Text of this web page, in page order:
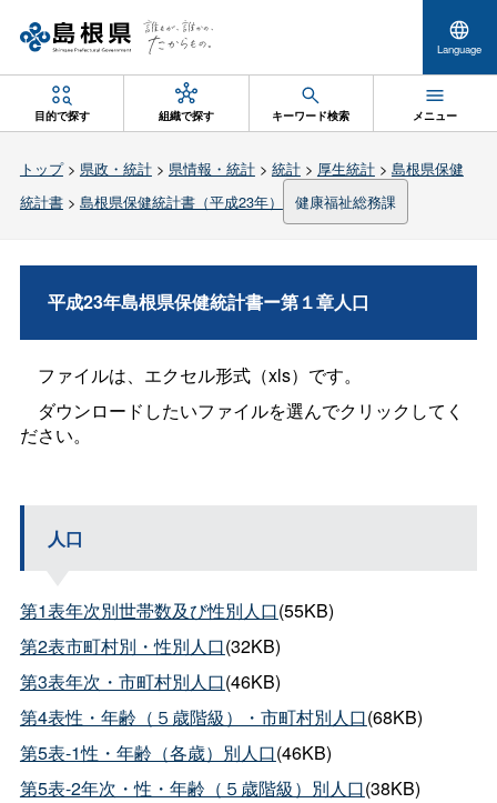
Language
目的で探す 組織で探す キーワード検索 メニュー
トップ> 県政・統計> 県情報・統計> 統計> 厚生統計> 島根県保健
統計書> 島根県保健統計書（平成23年） 健康福祉総務課
平成23年島根県保健統計書ー第１章人口
ファイルは、エクセル形式（xls）です。
ダウンロードしたいファイルを選んでクリックしてく
ださい。
人口
第1表年次別世帯数及び性別人口(55KB)
第2表市町村別・性別人口(32KB)
第3表年次・市町村別人口(46KB)
第4表性・年齢（５歳階級）・市町村別人口(68KB)
第5表-1性・年齢（各歳）別人口(46KB)
第5表-2年次・性・年齢（５歳階級）別人口(38KB)